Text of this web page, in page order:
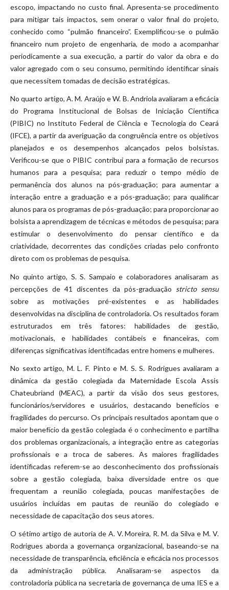
escopo, impactando no custo final. Apresenta-se procedimento
para mitigar tais impactos, sem onerar o valor final do projeto,
conhecido como “pulmão financeiro”. Exemplificou-se o pulmão
financeiro num projeto de engenharia, de modo a acompanhar
periodicamente a sua execução, a partir do valor da obra e do
valor agregado com o seu consumo, permitindo identificar sinais
que necessitem tomadas de decisão estratégicas.
No quarto artigo, A. M. Araújo e W. B. Andriola avaliaram a eficácia
do Programa Institucional de Bolsas de Iniciação Científica
(PIBIC) no Instituto Federal de Ciência e Tecnologia do Ceará
(IFCE), a partir da averiguação da congruência entre os objetivos
planejados e os desempenhos alcançados pelos bolsistas.
Verificou-se que o PIBIC contribui para a formação de recursos
humanos para a pesquisa; para reduzir o tempo médio de
permanência dos alunos na pós-graduação; para aumentar a
interação entre a graduação e a pós-graduação; para qualificar
alunos para os programas de pós-graduação; para proporcionar ao
bolsista a aprendizagem de técnicas e métodos de pesquisa; para
estimular o desenvolvimento do pensar científico e da
criatividade, decorrentes das condições criadas pelo confronto
direto com os problemas de pesquisa.
No quinto artigo, S. S. Sampaio e colaboradores analisaram as
percepções de 41 discentes da pós-graduação stricto sensu
sobre as motivações pré-existentes e as habilidades
desenvolvidas na disciplina de controladoria. Os resultados foram
estruturados em três fatores: habilidades de gestão,
motivacionais, e habilidades contábeis e financeiras, com
diferenças significativas identificadas entre homens e mulheres.
No sexto artigo, M. L. F. Pinto e M. S. S. Rodrigues avaliaram a
dinâmica da gestão colegiada da Maternidade Escola Assis
Chateubriand (MEAC), a partir da visão dos seus gestores,
funcionários/servidores e usuários, destacando benefícios e
fragilidades do percurso. Os principais resultados apontam que o
maior benefício da gestão colegiada é o conhecimento e partilha
dos problemas organizacionais, a integração entre as categorias
profissionais e a troca de saberes. As maiores fragilidades
identificadas referem-se ao desconhecimento dos profissionais
sobre a gestão colegiada, baixa diversidade entre os que
frequentam a reunião colegiada, poucas manifestações de
usuários incluídas em pautas de reunião do colegiado e
necessidade de capacitação dos seus atores.
O sétimo artigo de autoria de A. V. Moreira, R. M. da Silva e M. V.
Rodrigues aborda a governança organizacional, baseando-se na
necessidade de transparência, eficiência e eficácia nos processos
da administração pública. Analisaram-se aspectos da
controladoria pública na secretaria de governança de uma IES e a